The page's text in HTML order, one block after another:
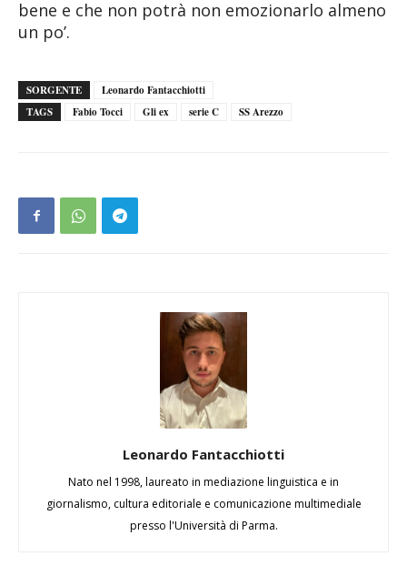
bene e che non potrà non emozionarlo almeno
un po’.
SORGENTE
Leonardo Fantacchiotti
TAGS
Fabio Tocci Gli ex serie C SS Arezzo
Leonardo Fantacchiotti
Nato nel 1998, laureato in mediazione linguistica e in
giornalismo, cultura editoriale e comunicazione multimediale
presso l'Università di Parma.